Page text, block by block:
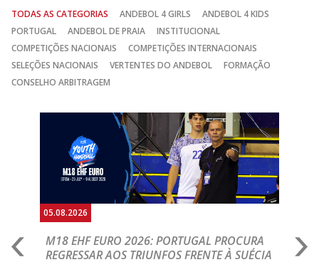
TODAS AS CATEGORIAS ANDEBOL 4 GIRLS
ANDEBOL 4 KIDS
PORTUGAL
ANDEBOL DE PRAIA
INSTITUCIONAL
COMPETIÇÕES NACIONAIS
COMPETIÇÕES INTERNACIONAIS
SELEÇÕES NACIONAIS
VERTENTES DO ANDEBOL
FORMAÇÃO
CONSELHO ARBITRAGEM
05.08.2026
M18 EHF EURO 2026: PORTUGAL PROCURA
REGRESSAR AOS TRIUNFOS FRENTE À SUÉCIA